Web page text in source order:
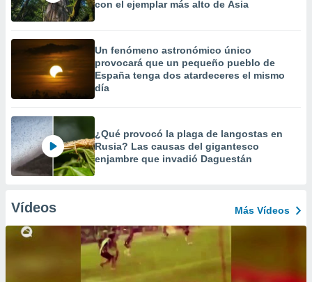
con el ejemplar más alto de Asia
Un fenómeno astronómico único
provocará que un pequeño pueblo de
España tenga dos atardeceres el mismo
día
¿Qué provocó la plaga de langostas en
Rusia? Las causas del gigantesco
enjambre que invadió Daguestán
Vídeos Más Vídeos